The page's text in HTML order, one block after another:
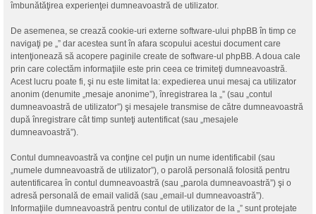
îmbunătăţirea experienţei dumneavoastră de utilizator.
De asemenea, se crează cookie-uri externe software-ului phpBB în timp ce
navigaţi pe „” dar acestea sunt în afara scopului acestui document care
intenţionează să acopere paginile create de software-ul phpBB. A doua cale
prin care colectăm informaţiile este prin ceea ce trimiteţi dumneavoastră.
Acest lucru poate fi, şi nu este limitat la: expedierea unui mesaj ca utilizator
anonim (denumite „mesaje anonime”), înregistrarea la „” (sau „contul
dumneavoastră de utilizator”) şi mesajele transmise de către dumneavoastră
după înregistrare cât timp sunteţi autentificat (sau „mesajele
dumneavoastră”).
Contul dumneavoastră va conţine cel puţin un nume identificabil (sau
„numele dumneavoastră de utilizator”), o parolă personală folosită pentru
autentificarea în contul dumneavoastră (sau „parola dumneavoastră”) şi o
adresă personală de email validă (sau „email-ul dumneavoastră”).
Informaţiile dumneavoastră pentru contul de utilizator de la „” sunt protejate